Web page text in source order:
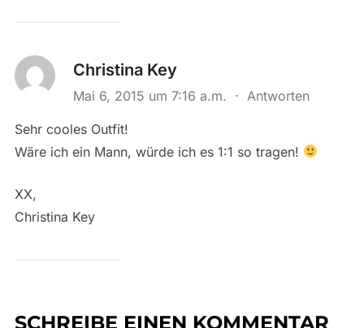
Christina Key
Mai 6, 2015 um 7:16 a.m. · Antworten
Sehr cooles Outfit!
Wäre ich ein Mann, würde ich es 1:1 so tragen!
XX,
Christina Key
SCHREIBE EINEN KOMMENTAR